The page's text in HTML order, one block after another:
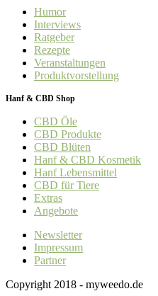
Humor
Interviews
Ratgeber
Rezepte
Veranstaltungen
Produktvorstellung
Hanf & CBD Shop
CBD Öle
CBD Produkte
CBD Blüten
Hanf & CBD Kosmetik
Hanf Lebensmittel
CBD für Tiere
Extras
Angebote
Newsletter
Impressum
Partner
Copyright 2018 - myweedo.de